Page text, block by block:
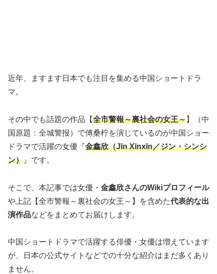
近年、ますます日本でも注目を集める中国ショートドラ
マ。
その中でも話題の作品【全市警報～裏社会の女王～】（中
国原題：全城警报）で傅桑柠を演じているのが中国ショー
ドラマで活躍の女優『金鑫欣（Jīn Xīnxīn／ジン・シンシ
ン） 』です。
そこで、本記事では女優・ 金鑫欣さんのWikiプロフィール
や上記【全市警報～裏社会の女王～】を含めた代表的な出
演作品などをまとめてお届けします。
中国ショートドラマで活躍する俳優・女優は増えています
が、日本の公式サイトなどでの十分な紹介はまだ多くあり
ません。